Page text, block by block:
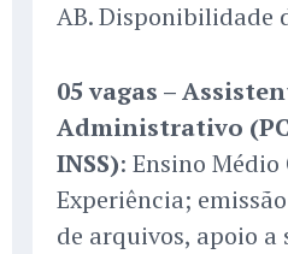
AB. Disponibilidade
05 vagas –
Administrativo
INSS): Ensino
Experiência;
de arquivos, apoio a